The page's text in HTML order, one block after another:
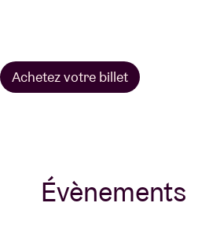
Achetez votre billet
Évènements